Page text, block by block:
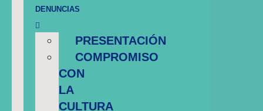
DENUNCIAS
PRESENTACIÓN
COMPROMISO
CON
LA
CULTURA